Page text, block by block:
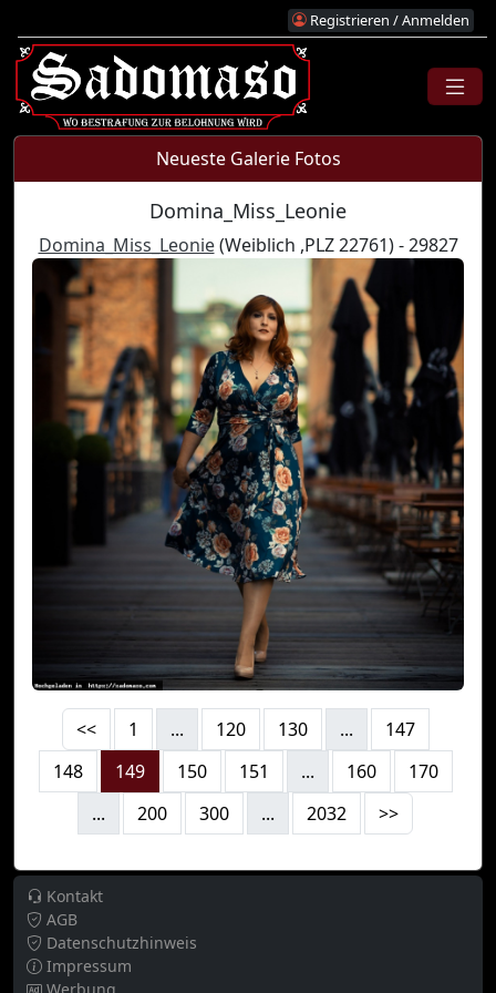
Registrieren / Anmelden
Neueste Galerie Fotos
Domina_Miss_Leonie
Domina_Miss_Leonie(Weiblich ,PLZ 22761) - 29827
<< 1 ... 120 130 ...
147
148
149 150 151 ... 160
170
...
200 300 ... 2032 >>
Kontakt
AGB
Datenschutzhinweis
Impressum